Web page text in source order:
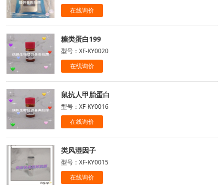
在线询价
糖类蛋白199
型号：XF-KY0020
在线询价
鼠抗人甲胎蛋白
型号：XF-KY0016
在线询价
类风湿因子
型号：XF-KY0015
在线询价